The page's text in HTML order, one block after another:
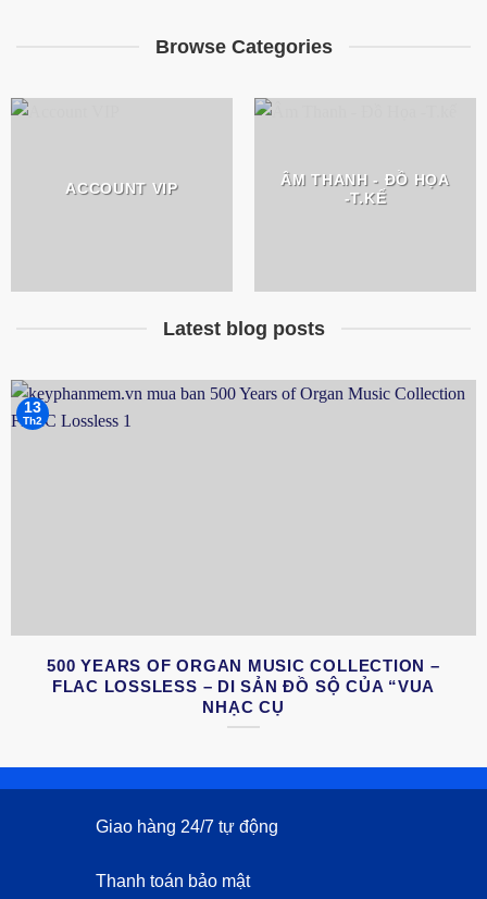
Browse Categories
ACCOUNT VIP
ÂM THANH - ĐỒ HỌA
-T.KẾ
Latest blog posts
500 YEARS OF ORGAN MUSIC COLLECTION –
FLAC LOSSLESS – DI SẢN ĐỒ SỘ CỦA “VUA
NHẠC CỤ
13
Th2
Giao hàng 24/7 tự động
Thanh toán bảo mật